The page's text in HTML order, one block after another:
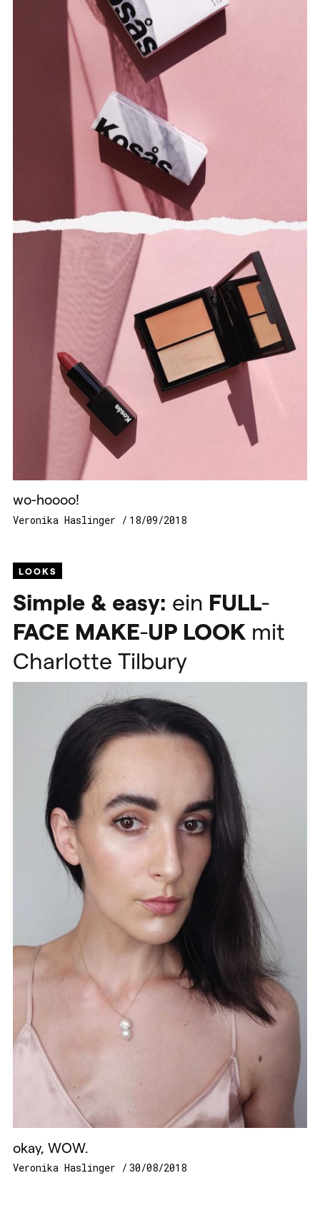
wo-hoooo!
Veronika Haslinger 18/09/2018
LOOKS
Simple & easy: ein FULL-
FACE MAKE-UP LOOK mit
Charlotte Tilbury
okay, WOW.
Veronika Haslinger 30/08/2018